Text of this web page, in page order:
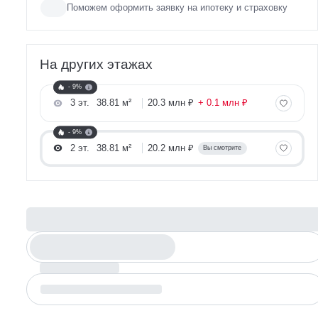
Поможем оформить заявку на ипотеку и страховку
На других этажах
- 9%
3 эт. 38.81 м² 20.3 млн ₽ + 0.1 млн ₽
- 9%
2 эт. 38.81 м² 20.2 млн ₽ Вы смотрите